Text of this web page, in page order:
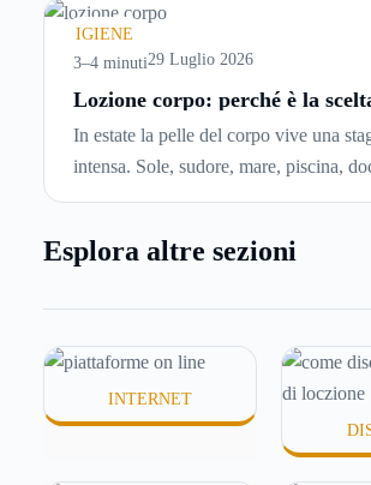
chiedersi se è possibile
locazioneprima che scada. In questa
capiremo come inviare la disdetta per
IGIENE
3–4 minuti29 Luglio 2026
Lozione corpo: perché è la
In estate la pelle del corpo vive una
intensa. Sole, sudore, mare, piscina,
frequenti e aria condizionata possono
meno confortevole. Eppure, proprio nei
o difficili da assorbire.
Esplora altre sezioni
INTERNET